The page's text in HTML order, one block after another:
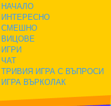
НАЧАЛО
ИНТЕРЕСНО
СМЕШНО
ВИЦОВЕ
ИГРИ
ЧАТ
ТРИВИЯ ИГРА С ВЪПРОСИ
ИГРА ВЪРКОЛАК